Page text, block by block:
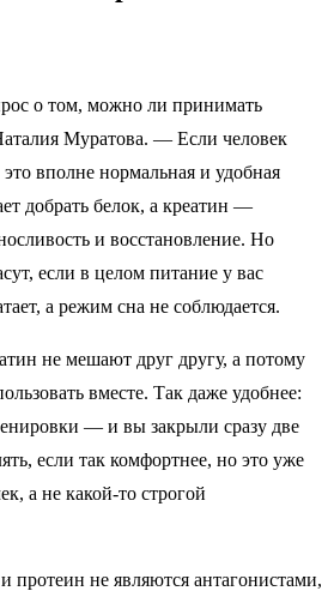
о том, можно ли принимать
Муратова. — Если человек
это вполне нормальная и удобная
добрать белок, а креатин —
и восстановление. Но
если в целом питание у вас
а режим сна не соблюдается.
не мешают друг другу, а потому
вместе. Так даже удобнее:
— и вы закрыли сразу две
если так комфортнее, но это уже
а не какой-то строгой
протеин не являются антагонистами,